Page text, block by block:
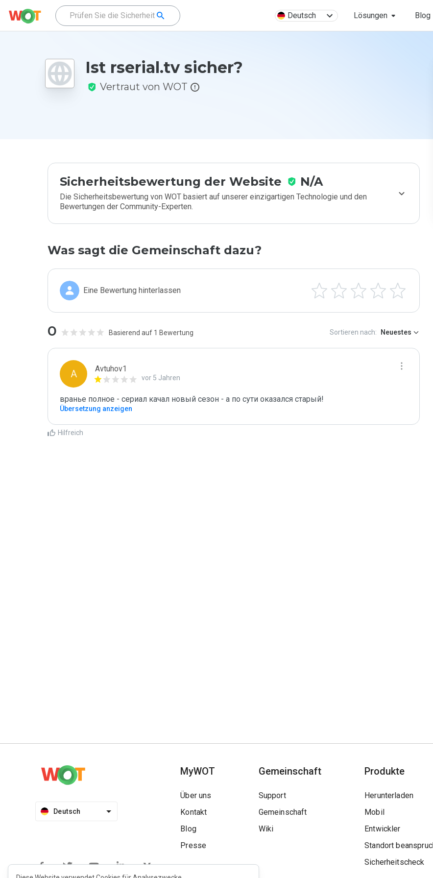
Deutsch Lösungen Blog
Ist rserial.tv sicher?
Vertraut von WOT
Sicherheitsbewertung der Website N/A
Die Sicherheitsbewertung von WOT basiert auf unserer einzigartigen Technologie und den
Bewertungen der Community-Experten.
Was sagt die Gemeinschaft dazu?
Eine Bewertung hinterlassen
0 Basierend auf 1 Bewertung Sortieren nach: Neuestes
A Avtuhov1
vor 5 Jahren
вранье полное - сериал качал новый сезон - а по сути оказался старый!
Übersetzung anzeigen
Hilfreich
Deutsch
MyWOT
Über uns
Kontakt
Blog
Presse
Gemeinschaft
Support
Gemeinschaft
Wiki
Produkte
Herunterladen
Mobil
Entwickler
Standort
Sicherheitscheck